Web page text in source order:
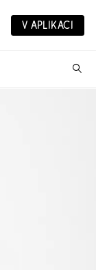
V APLIKACI